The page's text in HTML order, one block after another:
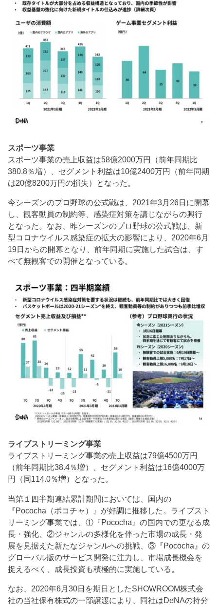
スポーツ事業
スポーツ事業の売上収益は58億2000万円（前年同期比
380.8％増）、セグメント利益は10億2400万円（前年同期
は20億8200万円の損失）となった。
今シーズンのプロ野球の公式戦は、2021年3月26日に開幕
し、観客動員の制約等、感染症対策を講じながらの興行
となった。なお、昨シーズンのプロ野球の公式戦は、新
型コロナウイルス感染症の拡大の影響により、2020年6月
19日からの開幕となり、前年同期に実施した試合は、す
べて無観客での開催となっている。
ライブストリーミング事業
ライブストリーミング事業の売上収益は79億4500万円
（前年同期比38.4％増）、セグメント利益は16億4000万
円（同114.0％増）となった。
当第１四半期連結累計期間においては、国内の
『Pococha（ポコチャ）』が好調に推移した。ライブスト
リーミング事業では、①『Pococha』の国内での更なる成
長・強化、②ジャンルの多様化を伴った市場の成長・発
展を見据えた新たなジャンルへの挑戦、③『Pococha』の
グローバル版のサービス開発に注力し、市場成長機会を
捉えるべく、成長投資も積極的に実施している。
なお、2020年6月30日を期日としたSHOWROOM株式会
社の当社保有株式の一部譲渡により、同社はDeNAの持分